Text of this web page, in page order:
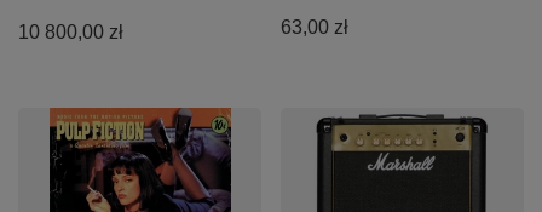
10 800,00 zł 63,00 zł